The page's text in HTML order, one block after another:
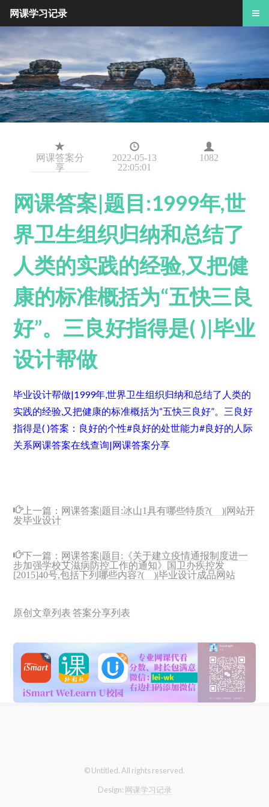
网课答案分
享
2022-05-13
22:05:01
1082
网课答案|题目:1999年,世
界卫生组织归纳和总结了
人类的实践的经验,又把健
康的标准概括为“五快三良
好”。三良好指得是( )|毕业
设计帮做
毕业设计帮做|1999年,世界卫生组织归纳和总结了人类的
实践的经验,又把健康的标准概括为“五快三良好”。三良好
指得是( )答案：良好的个性#良好的处世能力#良好的人际
关系网课答案在线查询|网课答案分享
上一篇： 网课答案|题目:冰山1具有哪些特质?( )|网站开
发毕业设计
下一篇： 网课答案|题目:《关于建立疫情通报制度进一
步加强学校艾滋病防控工作的通知》国卫办疾控发
[2015]40号,包括下列哪些内容?( )|毕业设计成品网站
原创文章列表 答案分享列表
© Untitled. All rights reserved.
Design: 网课学习记录
网课学习记录